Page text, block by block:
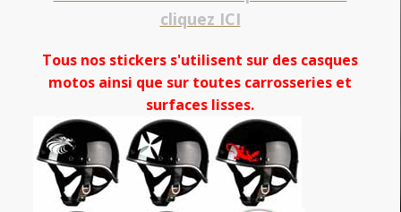
cliquez ICI
Tous nos stickers s'utilisent sur des casques
motos ainsi que sur toutes carrosseries et
surfaces lisses.